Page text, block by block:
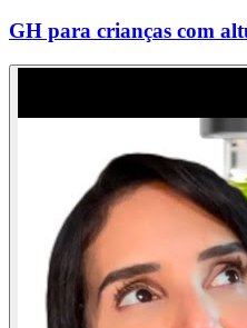
GH para crianças com